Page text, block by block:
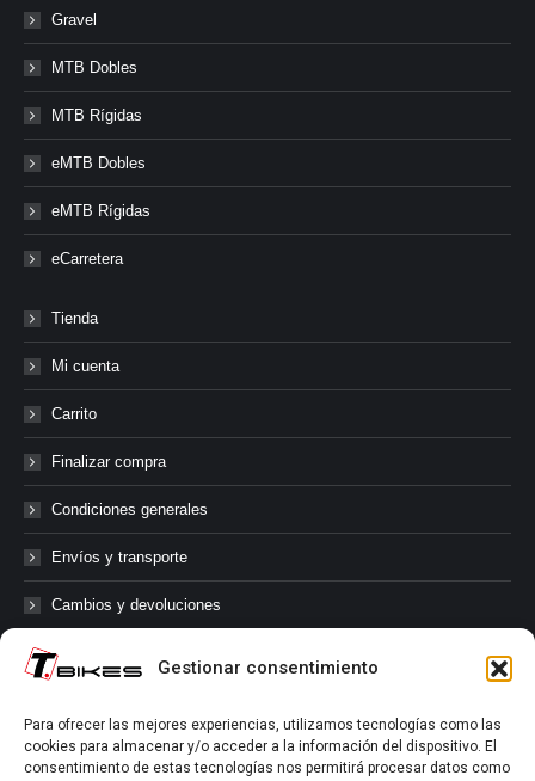
Gestionar consentimiento
Para ofrecer las mejores experiencias, utilizamos tecnologías como las
cookies para almacenar y/o acceder a la información del dispositivo. El
consentimiento de estas tecnologías nos permitirá procesar datos como
Gravel
MTB Dobles
MTB Rígidas
eMTB Dobles
eMTB Rígidas
eCarretera
Tienda
Mi cuenta
Carrito
Finalizar compra
Condiciones generales
Envíos y transporte
Cambios y devoluciones
@tbikes.cat #tbikes
Síguenos en las redes sociales de Tbikes, mantente informado de